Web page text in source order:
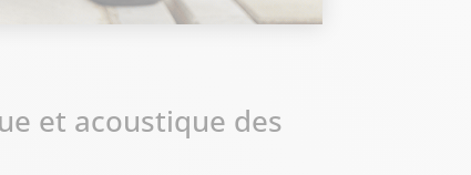
et acoustique des